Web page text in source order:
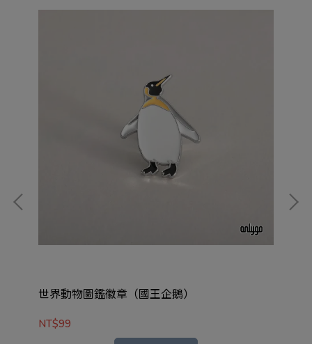
世界動物圖鑑徽章（國王企鵝）
NT$99